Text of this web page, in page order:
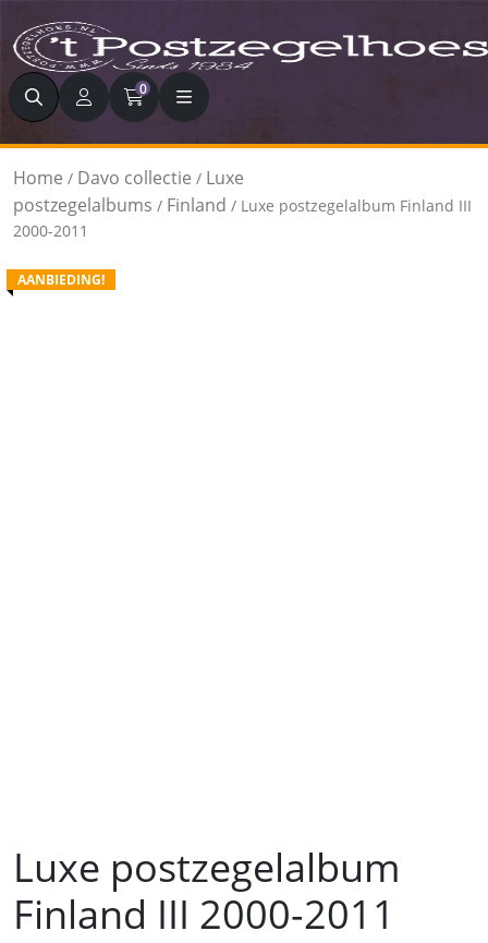
Zoeken 0
Home / Davo collectie / Luxe
postzegelalbums / Finland / Luxe postzegelalbum Finland III
2000-2011
AANBIEDING!
Luxe postzegelalbum
Finland III 2000-2011